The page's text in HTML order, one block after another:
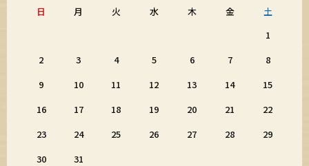
日 月 火 水 木 金
土
1
2
3 4 5 6 7
8
9
10 11 12 13 14
15
16
17 18 19 20 21
22
23
24 25 26 27 28
29
30
31